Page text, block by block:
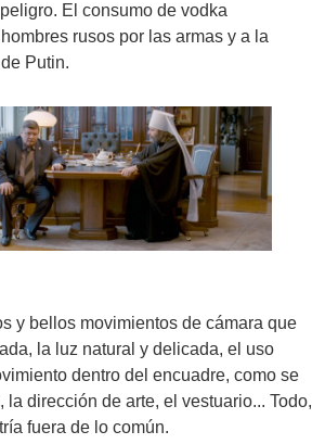
El consumo de vodka
rusos por las armas y a la
Putin.
y bellos movimientos de cámara que
la luz natural y delicada, el uso
dentro del encuadre, como se
dirección de arte, el vestuario... Todo,
fuera de lo común.